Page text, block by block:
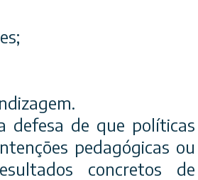
defesa de que políticas
pedagógicas ou
concretos de